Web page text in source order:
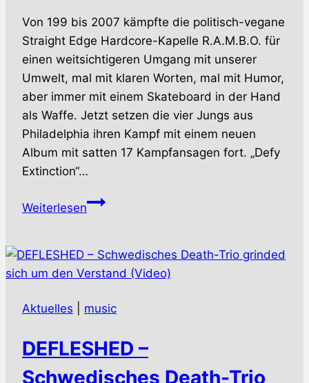
Von 199 bis 2007 kämpfte die politisch-vegane
Straight Edge Hardcore-Kapelle R.A.M.B.O. für
einen weitsichtigeren Umgang mit unserer
Umwelt, mal mit klaren Worten, mal mit Humor,
aber immer mit einem Skateboard in der Hand
als Waffe. Jetzt setzen die vier Jungs aus
Philadelphia ihren Kampf mit einem neuen
Album mit satten 17 Kampfansagen fort. „Defy
Extinction“…
WeiterlesenR.A.M.B.O.
Veteranen
setzen
gegen
Aussterben
fort
Aktuelles music
DEFLESHED –
Schwedisches Death-Trio